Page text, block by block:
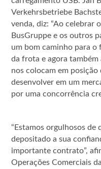
Verkehrsbetriebe
venda, diz: “Ao celebrar
BusGruppe e os outros
um bom caminho para
da frota e agora
nos colocam em
desenvolver em um
por uma concorrência
“Estamos orgulhosos de
depositado a sua
importante contrato”,
Operações Comerciais